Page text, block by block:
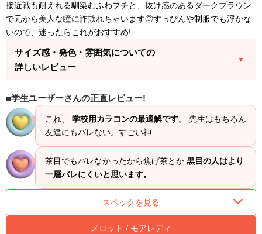
接近戦も耐えれる馴染むふわフチと、抜け感のあるダークブラウン
で元から美人な瞳に詐欺れちゃいます◎すっぴんや制服でも浮かな
いので、迷ったらこれがおすすめ!
サイズ感・発色・雰囲気についての
詳しいレビュー
学生ユーザーさんの正直レビュー!
これ、 学校用カラコンの最適解です。
先生はもちろん
友達にもバレない。すごい神
茶目でもバレなかったから焦げ茶とか 黒目の人はより
一層バレにくいと思います。
スペックを見る
メロット / モアレディ